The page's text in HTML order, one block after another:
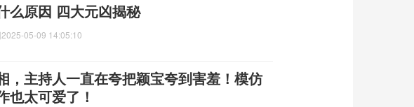
么原因 四大元凶揭秘
2025-05-09 14:05:10
，主持人一直在夸把颖宝夸到害羞！模仿
也太可爱了！